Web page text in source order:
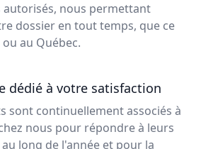
autorisés, nous permettant
dossier en tout temps, que ce
au Québec.
dédié à votre satisfaction
sont continuellement associés à
nous pour répondre à leurs
long de l'année et pour la